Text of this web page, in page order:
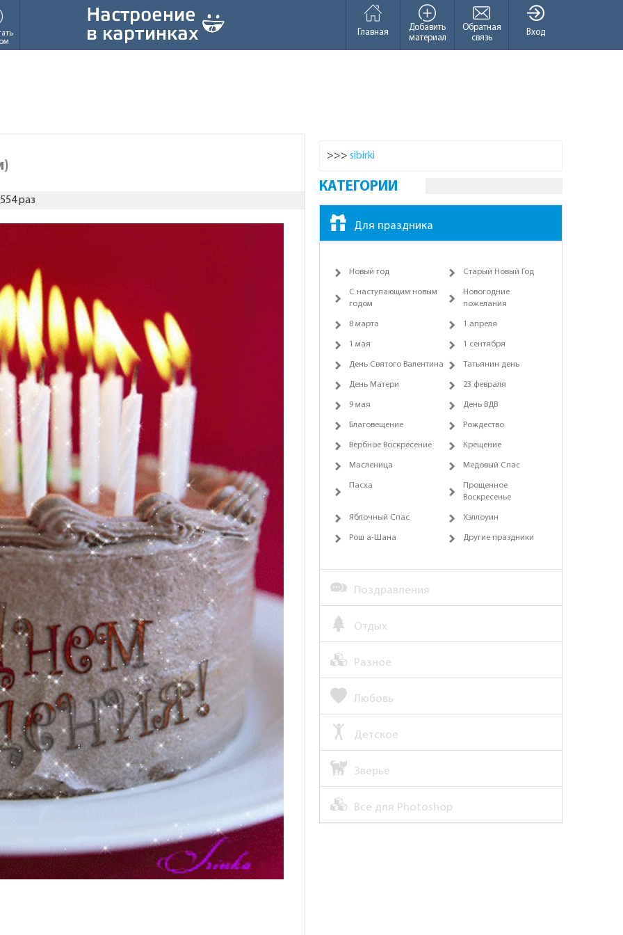
Вход
Обратная
связь
Добавить
материал
Главная
раз
>>> sibirki
КАТЕГОРИИ
Для праздника
Новый год Старый Новый Год
С наступающим новым
годом
Новогодние
пожелания
8 марта 1 апреля
1 мая 1 сентября
День Святого Валентина Татьянин день
День Матери 23 февраля
9 мая День ВДВ
Благовещение Рождество
Вербное Воскресение Крещение
Масленица Медовый Спас
Пасха
Прощенное
Воскресенье
Яблочный Спас Хэллоуин
Рош а-Шана Другие праздники
Поздравления
Отдых
Разное
Любовь
Детское
Зверьё
Все для Photoshop